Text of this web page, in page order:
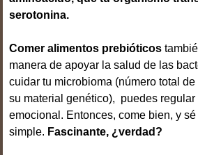
serotonina.
Comer alimentos prebióticos
manera de apoyar la salud de las
cuidar tu microbioma (número total
su material genético), puedes regular
emocional. Entonces, come bien, y
simple. Fascinante, ¿verdad?